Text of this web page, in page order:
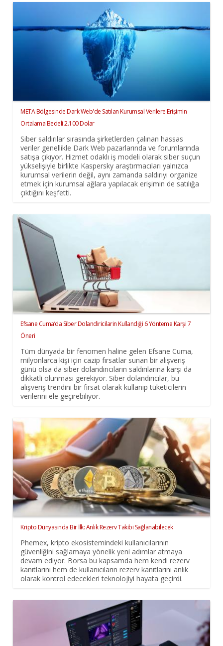
META Bölgesinde Dark Web'de Satılan Kurumsal Verilere Erişimin
Ortalama Bedeli 2.100 Dolar
Siber saldırılar sırasında şirketlerden çalınan hassas
veriler genellikle Dark Web pazarlarında ve forumlarında
satışa çıkıyor. Hizmet odaklı iş modeli olarak siber suçun
yükselişiyle birlikte Kaspersky araştırmacıları yalnızca
kurumsal verilerin değil, aynı zamanda saldırıyı organize
etmek için kurumsal ağlara yapılacak erişimin de satılığa
çıktığını keşfetti.
Efsane Cuma’da Siber Dolandiricilarin Kullandiği 6 Yönteme Karşi 7
Öneri
Tüm dünyada bir fenomen haline gelen Efsane Cuma,
milyonlarca kişi için cazip fırsatlar sunan bir alışveriş
günü olsa da siber dolandırıcıların saldırılarına karşı da
dikkatli olunması gerekiyor. Siber dolandırıcılar, bu
alışveriş trendini bir fırsat olarak kullanıp tüketicilerin
verilerini ele geçirebiliyor.
Kripto Dünyasında Bir İlk: Anlık Rezerv Takibi Sağlanabilecek
Phemex, kripto ekosistemindeki kullanıcılarının
güvenliğini sağlamaya yönelik yeni adımlar atmaya
devam ediyor. Borsa bu kapsamda hem kendi rezerv
kanıtlarını hem de kullanıcıların rezerv kanıtlarını anlık
olarak kontrol edecekleri teknolojiyi hayata geçirdi.